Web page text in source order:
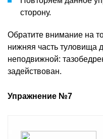
сторону.
Обратите внимание на
нижняя часть туловища
неподвижной:
задействован.
Упражнение №7